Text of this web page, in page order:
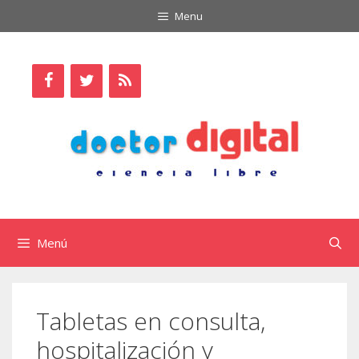
al
Menu
Menú
Tabletas en consulta,
hospitalización y